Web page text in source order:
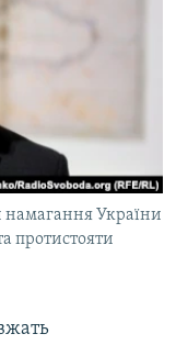
України
протистояти